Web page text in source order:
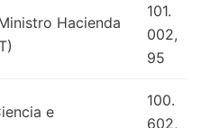
Hacienda
101.
002,
95
e
100.
602,